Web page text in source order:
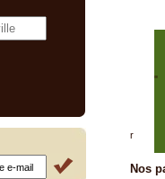
"
r
Nos